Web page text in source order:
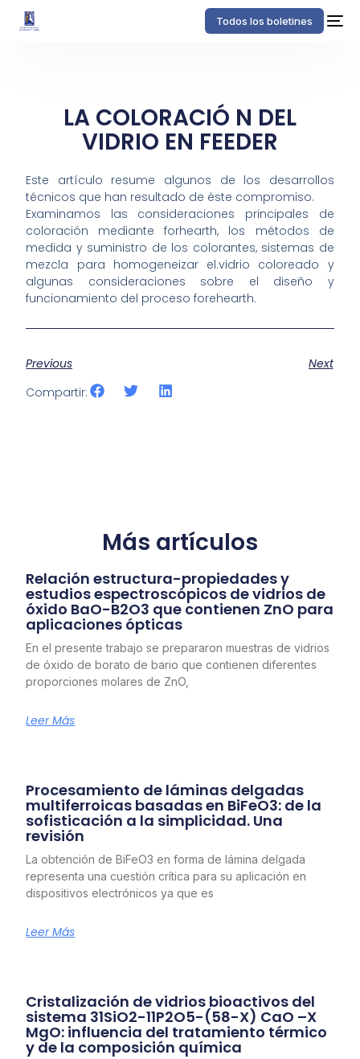
Todos los boletines
LA COLORACIÓ N DEL
VIDRIO EN FEEDER
Este artículo resume algunos de los desarrollos
técnicos que han resultado de éste compromiso.
Examinamos las consideraciones principales de
coloración mediante forhearth, los métodos de
medida y suministro de los colorantes, sistemas de
mezcla para homogeneizar el.vidrio coloreado y
algunas consideraciones sobre el diseño y
funcionamiento del proceso forehearth.
Previous
Next
Compartir:
Más artículos
Relación estructura-propiedades y
estudios espectroscópicos de vidrios de
óxido BaO-B2O3 que contienen ZnO para
aplicaciones ópticas
En el presente trabajo se prepararon muestras de vidrios
de óxido de borato de bario que contienen diferentes
proporciones molares de ZnO,
Leer Más
Procesamiento de láminas delgadas
multiferroicas basadas en BiFeO3: de la
sofisticación a la simplicidad. Una
revisión
La obtención de BiFeO3 en forma de lámina delgada
representa una cuestión crítica para su aplicación en
dispositivos electrónicos ya que es
Leer Más
Cristalización de vidrios bioactivos del
sistema 31SiO2-11P2O5-(58-X) CaO –X
MgO: influencia del tratamiento térmico
y de la composición química